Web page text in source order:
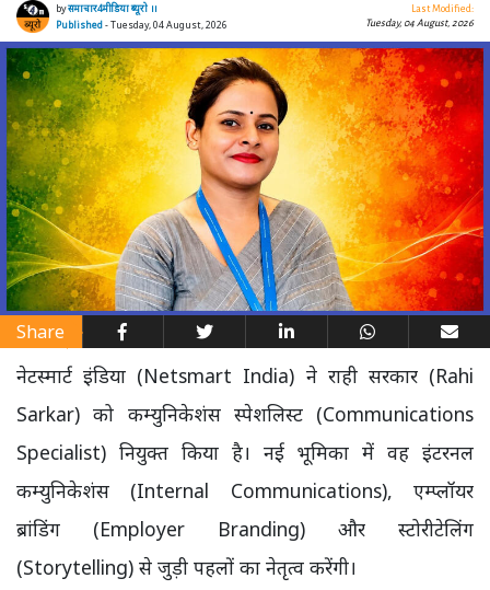
byसमाचार4मीडिया ब्यूरो ।।
Published- Tuesday, 04 August, 2026
Last Modified:
Tuesday, 04 August, 2026
Share
नेटस्मार्ट इंडिया (Netsmart India) ने राही सरकार (Rahi
Sarkar) को कम्युनिकेशंस स्पेशलिस्ट (Communications
Specialist) नियुक्त किया है। नई भूमिका में वह इंटरनल
कम्युनिकेशंस (Internal Communications), एम्प्लॉयर
ब्रांडिंग (Employer Branding) और स्टोरीटेलिंग
(Storytelling) से जुड़ी पहलों का नेतृत्व करेंगी।